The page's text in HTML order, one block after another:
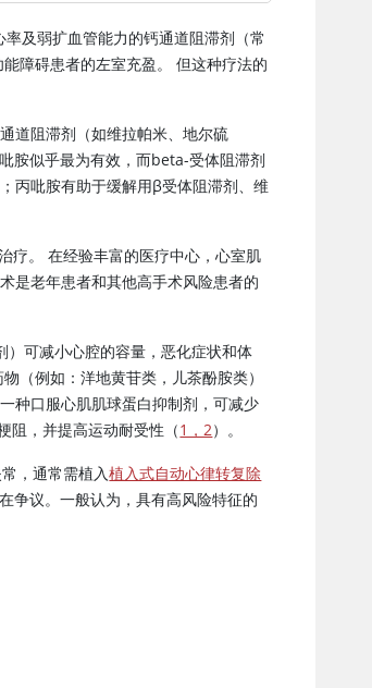
及弱扩血管能力的钙通道阻滞剂（常
障碍患者的左室充盈。 但这种疗法的
道阻滞剂（如维拉帕米、地尔硫
胺似乎最为有效，而beta-受体阻滞剂
丙吡胺有助于缓解用β受体阻滞剂、维
疗。 在经验丰富的医疗中心，心室肌
是老年患者和其他高手术风险患者的
）可减小心腔的容量，恶化症状和体
（例如：洋地黄苷类，儿茶酚胺类）
种口服心肌肌球蛋白抑制剂，可减少
阻，并提高运动耐受性（1，2）。
，通常需植入植入式自动心律转复除
争议。一般认为，具有高风险特征的